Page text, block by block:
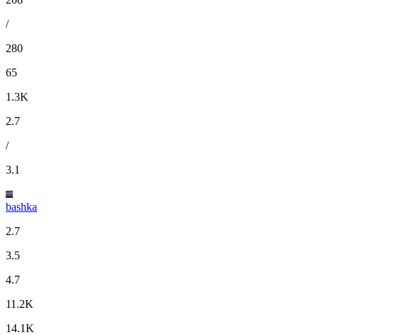
/
280
65
1.3K
2.7
/
3.1
bashka
2.7
3.5
4.7
11.2K
14.1K